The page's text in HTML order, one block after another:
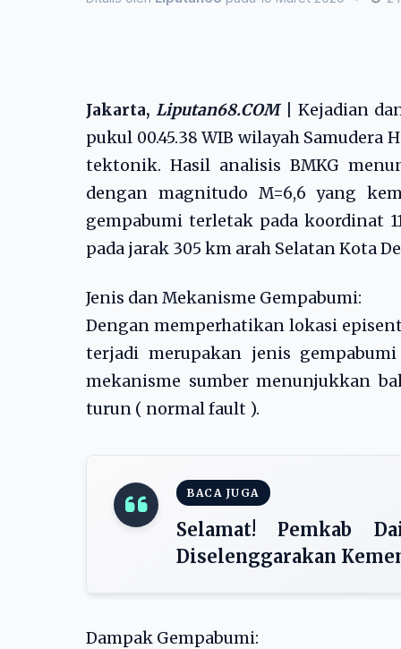
Jakarta,Liputan68.COM| Kejadian
pukul 00.45.38 WIB wilayah
tektonik. Hasil analisis BMKG
dengan magnitudo M=6,6 yang
gempabumi terletak pada koordinat
pada jarak 305 km arah Selatan Kota
Jenis dan Mekanisme Gempabumi:
Dengan memperhatikan lokasi
terjadi merupakan jenis
mekanisme sumber menunjukkan
turun ( normal fault ).
BACA JUGA
Selamat! Pemkab
Diselenggarakan
Dampak Gempabumi: